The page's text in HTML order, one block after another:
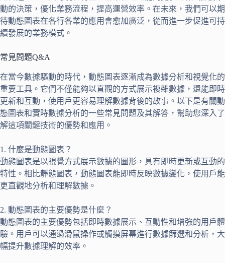
動的決策，優化業務流程，提高運營效率。在未來，我們可以期
待動態圖表在各行各業的應用會愈加廣泛，從而進一步促進可持
續發展的業務模式。
常見問題Q&A
在當今數據驅動的時代，動態圖表逐漸成為數據分析和視覺化的
重要工具。它們不僅能夠以直觀的方式展示複雜數據，還能即時
更新和互動，使用戶更容易理解數據背後的故事。以下是有關動
態圖表和實時數據分析的一些常見問題及其解答，幫助您深入了
解這項關鍵技術的優勢和應用。
1. 什麼是動態圖表？
動態圖表是以視覺方式展示數據的圖形，具有即時更新或互動的
特性。相比靜態圖表，動態圖表能即時反映數據變化，使用戶能
更直觀地分析和理解數據。
2. 動態圖表的主要優勢是什麼？
動態圖表的主要優勢包括即時數據展示、互動性和增強的用戶體
驗。用戶可以通過滑鼠操作或觸摸屏幕進行數據篩選和分析，大
幅提升數據理解的效率。